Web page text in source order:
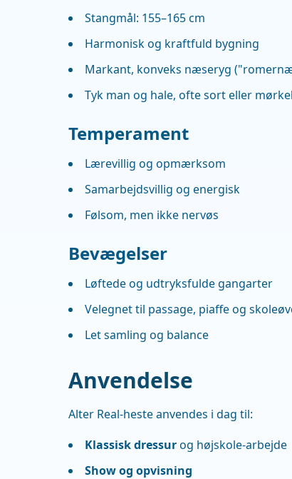
Stangmål: 155–165 cm
Harmonisk og kraftfuld bygning
Markant, konveks næseryg
Tyk man og hale, ofte sort eller
Temperament
Lærevillig og opmærksom
Samarbejdsvillig og energisk
Følsom, men ikke nervøs
Bevægelser
Løftede og udtryksfulde gangarter
Velegnet til passage, piaffe og
Let samling og balance
Anvendelse
Alter Real-heste anvendes i dag til:
Klassisk dressurog højskole-arbejde
Show og opvisning